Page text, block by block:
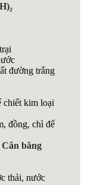
đường trắng
chiết kim loại
đồng, chì để
bằng
thải, nước